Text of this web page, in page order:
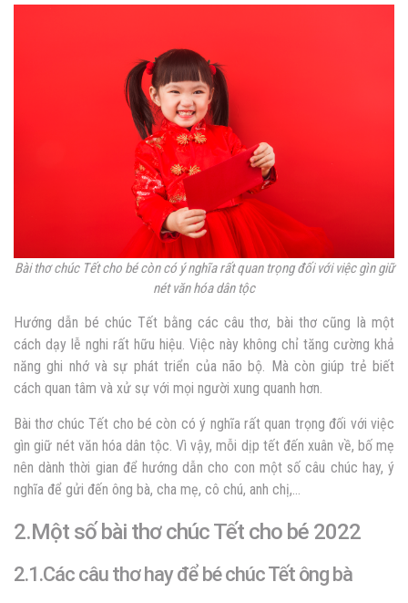
Bài thơ chúc Tết cho bé còn có ý nghĩa rất quan trọng đối với việc gìn giữ
nét văn hóa dân tộc
Hướng dẫn bé chúc Tết bằng các câu thơ, bài thơ cũng là một
cách dạy lễ nghi rất hữu hiệu. Việc này không chỉ tăng cường khả
năng ghi nhớ và sự phát triển của não bộ. Mà còn giúp trẻ biết
cách quan tâm và xử sự với mọi người xung quanh hơn.
Bài thơ chúc Tết cho bé còn có ý nghĩa rất quan trọng đối với việc
gìn giữ nét văn hóa dân tộc. Vì vậy, mỗi dịp tết đến xuân về, bố mẹ
nên dành thời gian để hướng dẫn cho con một số câu chúc hay, ý
nghĩa để gửi đến ông bà, cha mẹ, cô chú, anh chị,…
2.Một số bài thơ chúc Tết cho bé 2022
2.1.Các câu thơ hay để bé chúc Tết ông bà